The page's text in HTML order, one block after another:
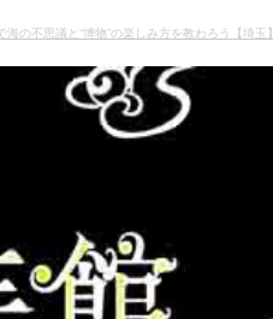
の不思議と“博物”の楽しみ方を教わろう【埼玉】